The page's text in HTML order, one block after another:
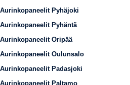
Aurinkopaneelit Pyhäjoki
Aurinkopaneelit Pyhäntä
Aurinkopaneelit Oripää
Aurinkopaneelit Oulunsalo
Aurinkopaneelit Padasjoki
Aurinkopaneelit Paltamo